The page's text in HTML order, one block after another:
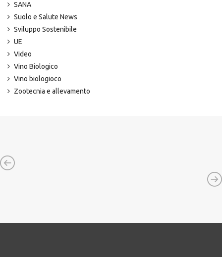
SANA
Suolo e Salute News
Sviluppo Sostenibile
UE
Video
Vino Biologico
Vino biologioco
Zootecnia e allevamento